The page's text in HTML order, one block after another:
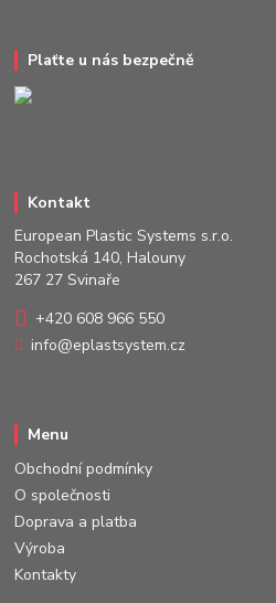
Plaťte u nás bezpečně
Kontakt
European Plastic Systems s.r.o.
Rochotská 140, Halouny
267 27 Svinaře
+420 608 966 550
info@eplastsystem.cz
Menu
Obchodní podmínky
O společnosti
Doprava a platba
Výroba
Kontakty